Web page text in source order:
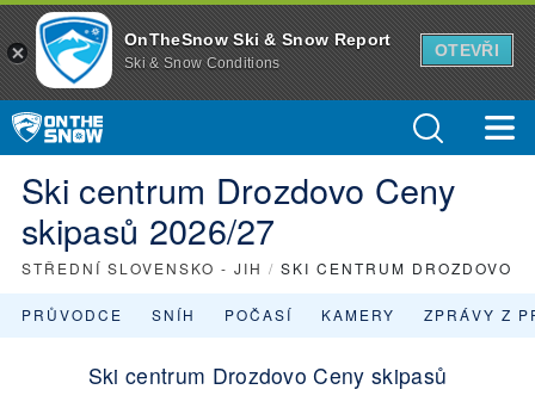
OnTheSnow Ski & Snow Report
Ski & Snow Conditions
OTEVŘI
Ski centrum Drozdovo Ceny
skipasů 2026/27
STŘEDNÍ SLOVENSKO - JIH / SKI CENTRUM DROZDOVO
PRŮVODCE SNÍH POČASÍ KAMERY ZPRÁVY Z
Ski centrum Drozdovo Ceny skipasů